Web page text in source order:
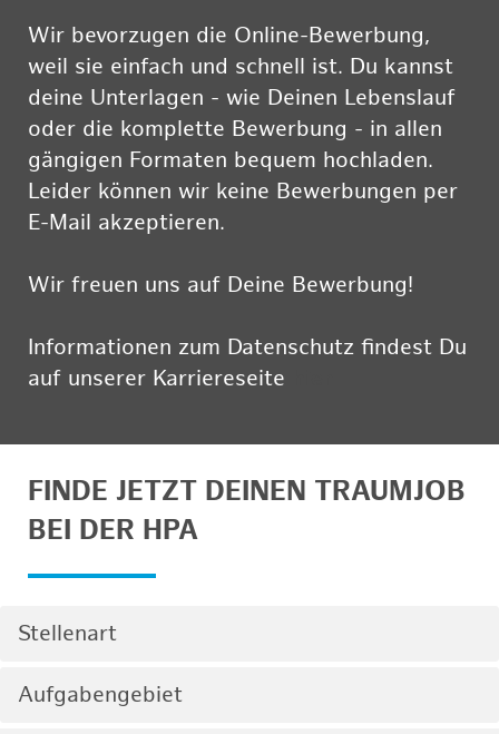
Wir bevorzugen die Online-Bewerbung,
weil sie einfach und schnell ist. Du kannst
deine Unterlagen - wie Deinen Lebenslauf
oder die komplette Bewerbung - in allen
gängigen Formaten bequem hochladen.
Leider können wir keine Bewerbungen per
E-Mail akzeptieren.
Wir freuen uns auf Deine Bewerbung!
Informationen zum Datenschutz findest Du
auf unserer Karriereseite
FINDE JETZT DEINEN TRAUMJOB
BEI DER HPA
Stellenart
Aufgabengebiet